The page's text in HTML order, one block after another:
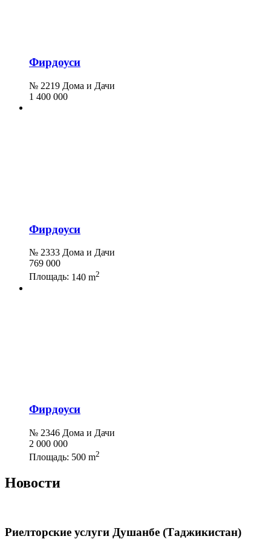
Фирдоуси
№ 2219 Дома и Дачи
1 400 000
Фирдоуси
№ 2333 Дома и Дачи
769 000
Площадь: 140 m2
Фирдоуси
№ 2346 Дома и Дачи
2 000 000
Площадь: 500 m2
Новости
Риелторские услуги Душанбе (Таджикистан)